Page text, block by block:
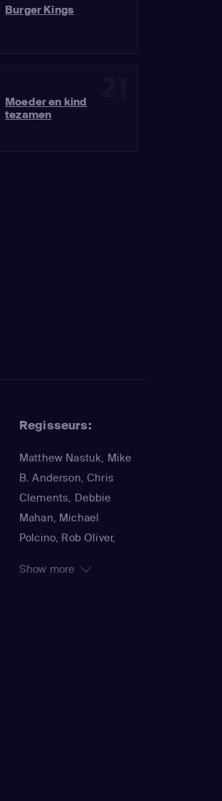
Burger Kings
Moeder en kind
tezamen
Regisseurs:
Matthew Nastuk, Mike
B. Anderson, Chris
Clements, Debbie
Mahan, Michael
Polcino, Rob Oliver,
Show more